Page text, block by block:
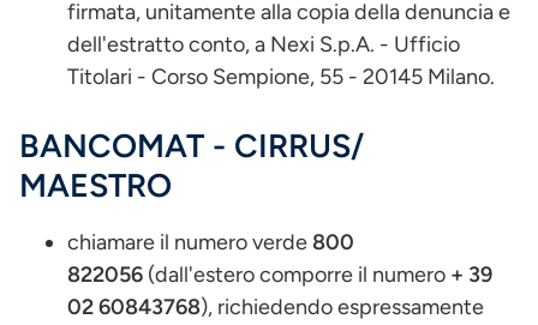
firmata, unitamente alla copia della denuncia e
dell'estratto conto, a Nexi S.p.A. - Ufficio
Titolari - Corso Sempione, 55 - 20145 Milano.
BANCOMAT - CIRRUS/
MAESTRO
chiamare il numero verde 800
822056 (dall'estero comporre il numero + 39
02 60843768), richiedendo espressamente